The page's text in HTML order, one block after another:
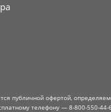
публичной офертой,
телефону — 8-800-550-44-